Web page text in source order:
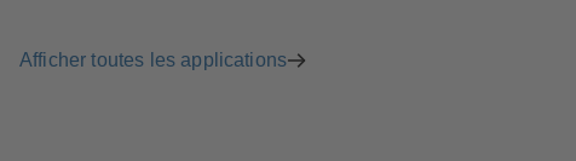
Afficher toutes les applications